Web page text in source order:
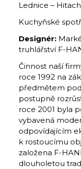
Lednice –
Kuchyňské
Designér:
truhlářství F-
Činnost naší
roce 1992 na
předmětem
postupně
roce 2001 byla
vybavená
odpovídajícím
k rostoucímu
založena F-
dlouholetou